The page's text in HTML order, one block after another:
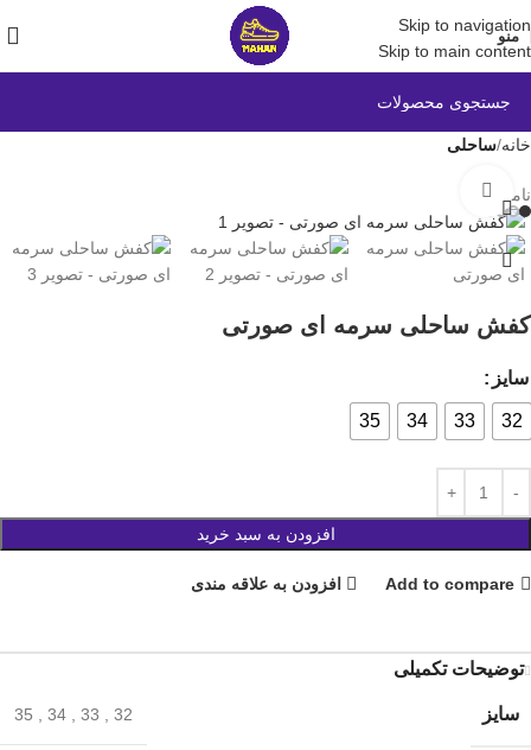
Skip to navigation
Skip to main content
منو
خانه ساحلی
ناموجود
کفش ساحلی سرمه ای صورتی
سایز
32
33
34
35
افزودن به سبد خرید
Add to compare افزودن به علاقه مندی
توضیحات تکمیلی
سایز 32
,
33
,
34
,
35